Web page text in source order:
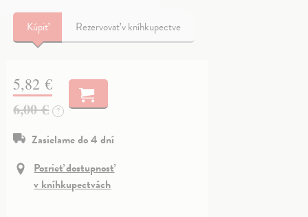
Kúpiť Rezervovať v kníhkupectve
5,82 €
6,00 € ?
Zasielame do 4 dní
Pozrieť dostupnosť
v kníhkupectvách